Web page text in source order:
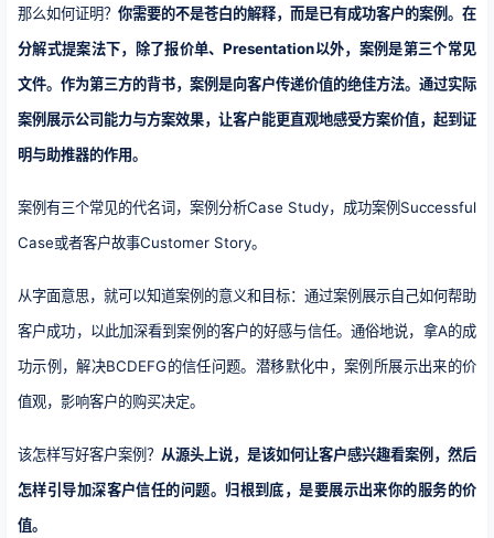
那么如何证明？ 你需要的不是苍白的解释，而是已有成功客户的案例。 在
分解式提案法下，除了报价单、Presentation以外，案例是第三个常见
文件。作为第三方的背书，案例是向客户传递价值的绝佳方法。通过实际
案例展示公司能力与方案效果，让客户能更直观地感受方案价值，起到证
明与助推器的作用。
案例有三个常见的代名词，案例分析Case Study，成功案例Successful
Case或者客户故事Customer Story。
从字面意思，就可以知道案例的意义和目标：通过案例展示自己如何帮助
客户成功，以此加深看到案例的客户的好感与信任。通俗地说，拿A的成
功示例，解决BCDEFG的信任问题。潜移默化中，案例所展示出来的价
值观，影响客户的购买决定。
该怎样写好客户案例？ 从源头上说，是该如何让客户感兴趣看案例，然后
怎样引导加深客户信任的问题。归根到底，是要展示出来你的服务的价
值。